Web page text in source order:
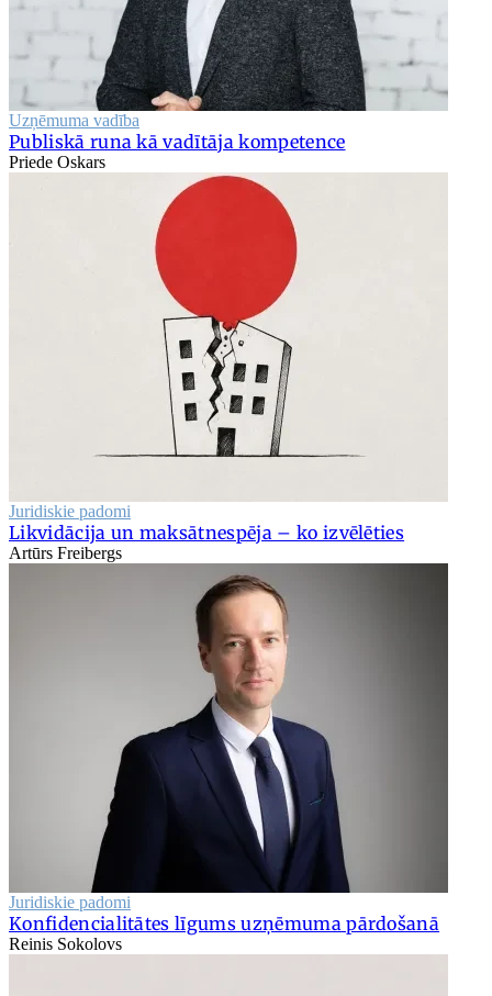
Uzņēmuma vadība
Publiskā runa kā vadītāja kompetence
Priede Oskars
Juridiskie padomi
Likvidācija un maksātnespēja – ko izvēlēties
Artūrs Freibergs
Juridiskie padomi
Konfidencialitātes līgums uzņēmuma pārdošanā
Reinis Sokolovs